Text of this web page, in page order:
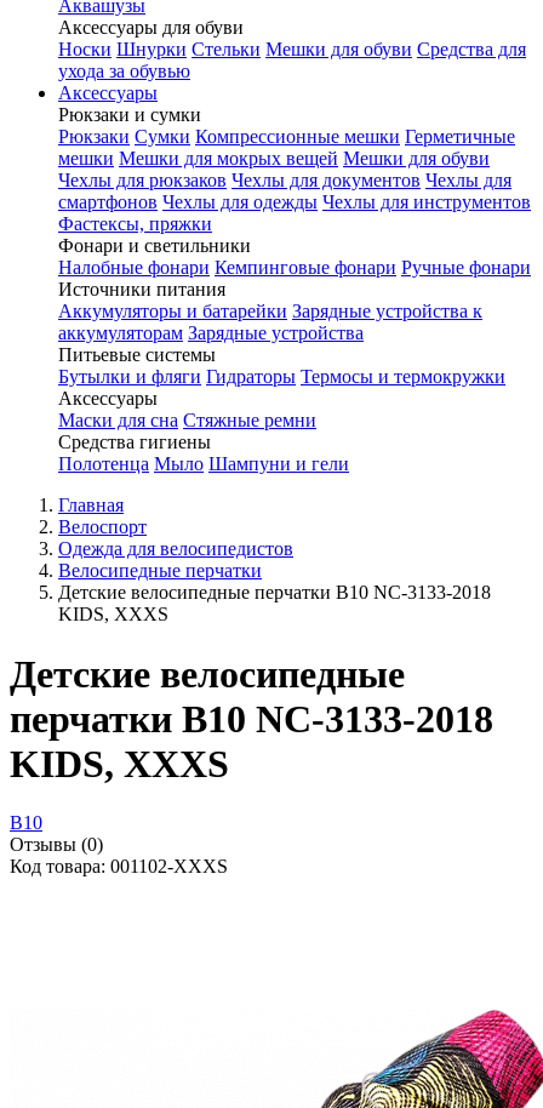
Аквашузы
Аксессуары для обуви
Носки Шнурки Стельки Мешки для обуви Средства для
ухода за обувью
Аксессуары
Рюкзаки и сумки
Рюкзаки Сумки Компрессионные мешки Герметичные
мешки Мешки для мокрых вещей Мешки для обуви
Чехлы для рюкзаков Чехлы для документов Чехлы для
смартфонов Чехлы для одежды Чехлы для инструментов
Фастексы, пряжки
Фонари и светильники
Налобные фонари Кемпинговые фонари Ручные фонари
Источники питания
Аккумуляторы и батарейки Зарядные устройства к
аккумуляторам Зарядные устройства
Питьевые системы
Бутылки и фляги Гидраторы Термосы и термокружки
Аксессуары
Маски для сна Стяжные ремни
Средства гигиены
Полотенца Мыло Шампуни и гели
Главная
Велоспорт
Одежда для велосипедистов
Велосипедные перчатки
Детские велосипедные перчатки B10 NC-3133-2018
KIDS, XXXS
Детские велосипедные
перчатки B10 NC-3133-2018
KIDS, XXXS
B10
Отзывы (0)
Код товара: 001102-XXXS